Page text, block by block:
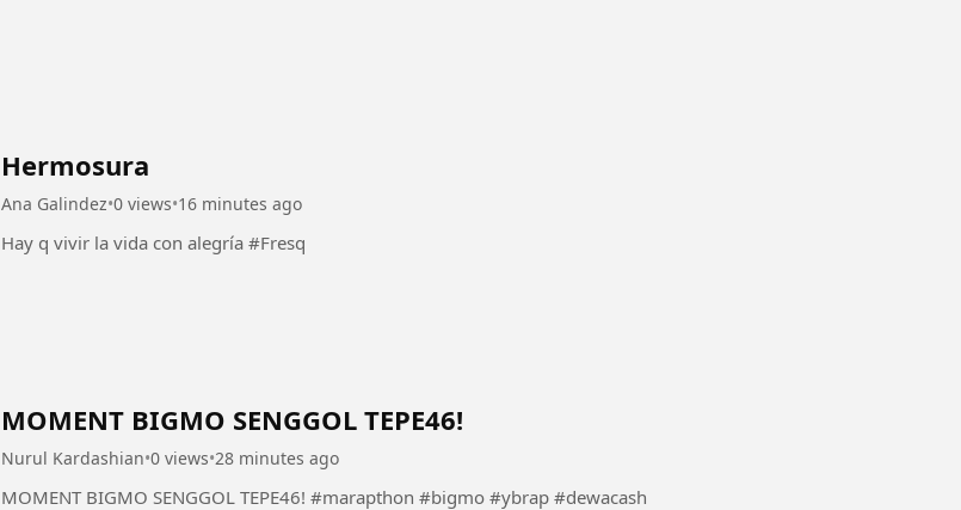
Hermosura
Ana Galindez•0 views•16 minutes ago
Hay q vivir la vida con alegría #Fresq
MOMENT BIGMO SENGGOL TEPE46!
Nurul Kardashian•0 views•28 minutes ago
MOMENT BIGMO SENGGOL TEPE46! #marapthon #bigmo #ybrap #dewacash